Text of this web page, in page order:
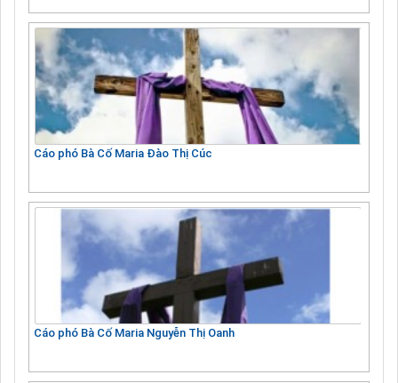
Cáo phó Bà Cố Maria Đào Thị Cúc
Cáo phó Bà Cố Maria Nguyễn Thị Oanh